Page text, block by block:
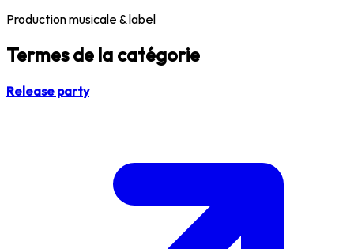
Production musicale & label
Termes de la catégorie
Release party